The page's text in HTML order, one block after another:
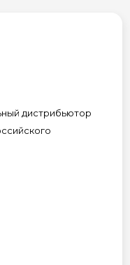
дистрибьютор